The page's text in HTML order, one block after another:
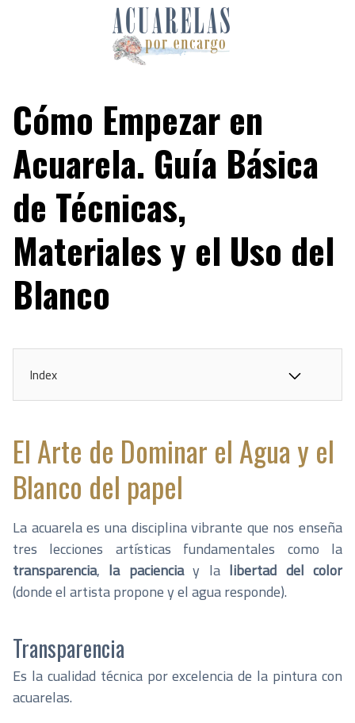
Cómo Empezar en
Acuarela. Guía Básica
de Técnicas,
Materiales y el Uso del
Blanco
Index
El Arte de Dominar el Agua y el
Blanco del papel
La acuarela es una disciplina vibrante que nos enseña
tres lecciones artísticas fundamentales como la
transparencia, la pacienciay la libertad del color
(donde el artista propone y el agua responde).
Transparencia
Es la cualidad técnica por excelencia de la pintura con
acuarelas.